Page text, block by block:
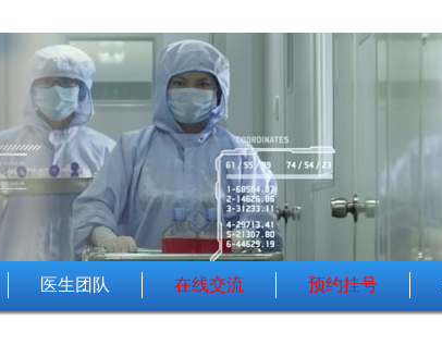
医生团队 在线交流 预约挂号